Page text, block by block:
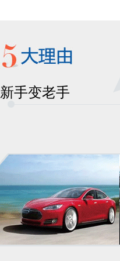
新手变老手